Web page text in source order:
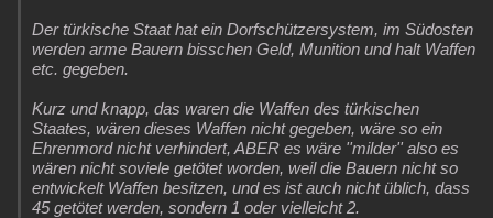
Der türkische Staat hat ein Dorfschützersystem, im Südosten
werden arme Bauern bisschen Geld, Munition und halt Waffen
etc. gegeben.
Kurz und knapp, das waren die Waffen des türkischen
Staates, wären dieses Waffen nicht gegeben, wäre so ein
Ehrenmord nicht verhindert, ABER es wäre ''milder'' also es
wären nicht soviele getötet worden, weil die Bauern nicht so
entwickelt Waffen besitzen, und es ist auch nicht üblich, dass
45 getötet werden, sondern 1 oder vielleicht 2.